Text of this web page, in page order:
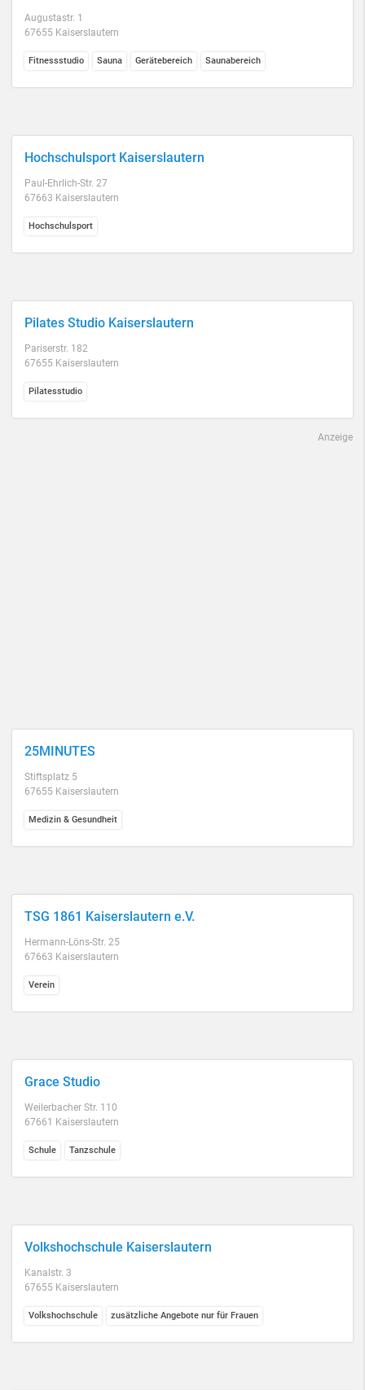
Augustastr. 1
67655 Kaiserslautern
Fitnessstudio Sauna Gerätebereich Saunabereich
Hochschulsport Kaiserslautern
Paul-Ehrlich-Str. 27
67663 Kaiserslautern
Hochschulsport
Pilates Studio Kaiserslautern
Pariserstr. 182
67655 Kaiserslautern
Pilatesstudio
Anzeige
25MINUTES
Stiftsplatz 5
67655 Kaiserslautern
Medizin & Gesundheit
TSG 1861 Kaiserslautern e.V.
Hermann-Löns-Str. 25
67663 Kaiserslautern
Verein
Grace Studio
Weilerbacher Str. 110
67661 Kaiserslautern
Schule Tanzschule
Volkshochschule Kaiserslautern
Kanalstr. 3
67655 Kaiserslautern
Volkshochschule zusätzliche Angebote nur für Frauen